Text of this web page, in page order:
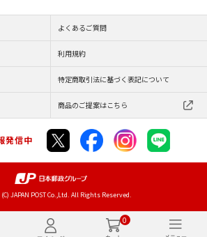
0
よくあるご質問
利用規約
特定商取引法に基づく表記について
商品のご提案はこちら
発信中
JAPAN POST Co.,Ltd. All Rights Reserved.